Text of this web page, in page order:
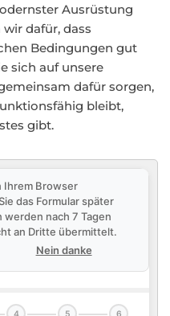
Ausrüstung
dafür, dass
Bedingungen gut
sich auf unsere
dafür sorgen,
bleibt,
gibt.
Ihrem Browser
das Formular später
nach 7 Tagen
an Dritte übermittelt.
Nein danke
4 5 6